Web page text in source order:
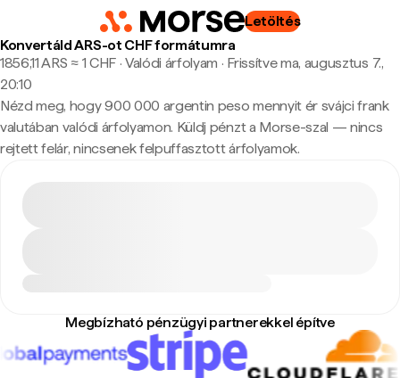
Letöltés
Konvertáld ARS-ot CHF formátumra
1856,11 ARS ≈ 1 CHF · Valódi árfolyam · Frissítve ma, augusztus 7.,
20:10
Nézd meg, hogy 900 000 argentin peso mennyit ér svájci frank
valutában valódi árfolyamon. Küldj pénzt a Morse-szal — nincs
rejtett felár, nincsenek felpuffasztott árfolyamok.
Megbízható pénzügyi partnerekkel építve